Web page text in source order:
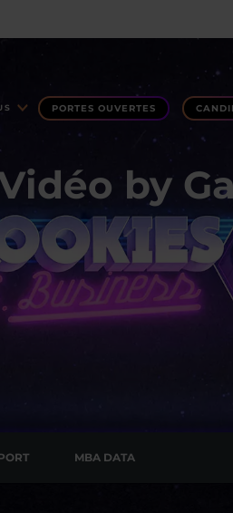
PORTES OUVERTES
by
MBA DATA